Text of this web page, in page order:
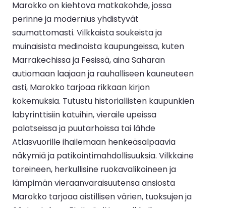
Marokko on kiehtova matkakohde, jossa
perinne ja modernius yhdistyvät
saumattomasti. Vilkkaista soukeista ja
muinaisista medinoista kaupungeissa, kuten
Marrakechissa ja Fesissä, aina Saharan
autiomaan laajaan ja rauhalliseen kauneuteen
asti, Marokko tarjoaa rikkaan kirjon
kokemuksia. Tutustu historiallisten kaupunkien
labyrinttisiin katuihin, vieraile upeissa
palatseissa ja puutarhoissa tai lähde
Atlasvuorille ihailemaan henkeäsalpaavia
näkymiä ja patikointimahdollisuuksia. Vilkkaine
toreineen, herkullisine ruokavalikoineen ja
lämpimän vieraanvaraisuutensa ansiosta
Marokko tarjoaa aistillisen värien, tuoksujen ja